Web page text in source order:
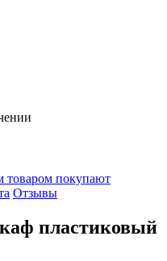
товаром покупают
Отзывы
пластиковый